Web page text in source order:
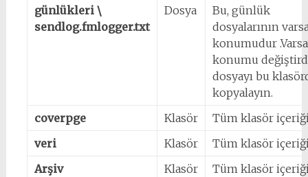
günlükleri \
sendlog.fmlogger.txt
Dosya
Bu, günlük
dosyalarının
konumudur
konumu
dosyayı bu
kopyalayın.
coverpge
Klasör
Tüm klasör
veri
Klasör
Tüm klasör
Arşiv
Klasör
Tüm klasör